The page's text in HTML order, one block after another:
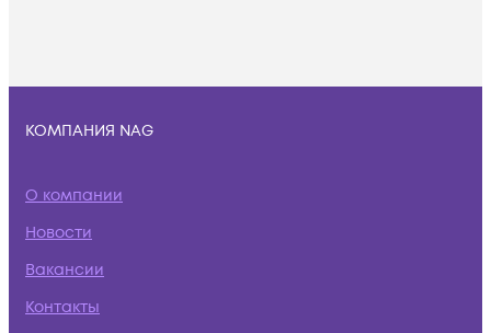
КОМПАНИЯ NAG
О компании
Новости
Вакансии
Контакты